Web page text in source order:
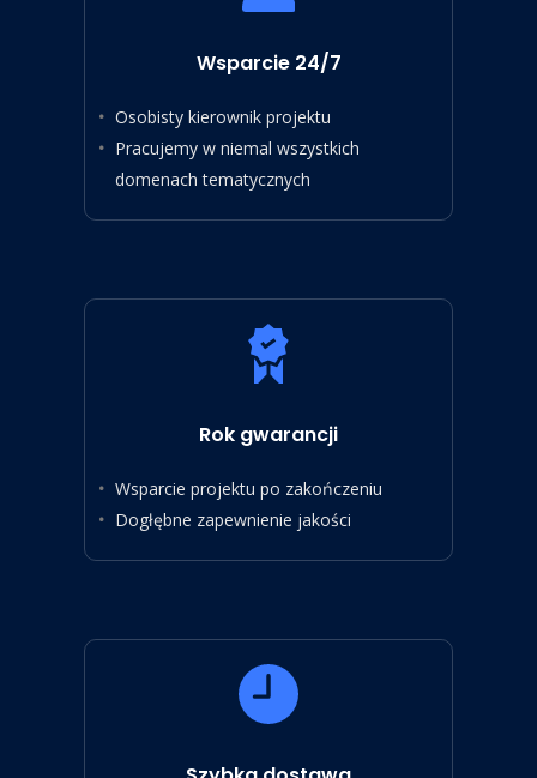
Wsparcie 24/7
Osobisty kierownik projektu
Pracujemy w niemal wszystkich
domenach tematycznych
Rok gwarancji
Wsparcie projektu po zakończeniu
Dogłębne zapewnienie jakości